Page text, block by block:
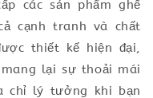
các sản phẩm ghế
cạnh tranh và chất
thiết kế hiện đại,
lại sự thoải mái
chỉ lý tưởng khi bạn